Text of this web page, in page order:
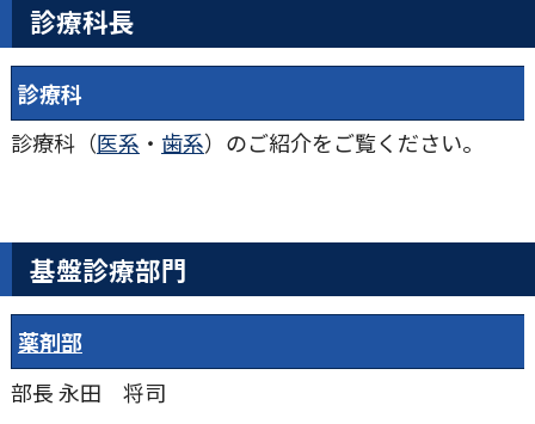
診療科長
診療科
診療科（医系 ・ 歯系）のご紹介をご覧ください。
基盤診療部門
薬剤部
部長永田 将司